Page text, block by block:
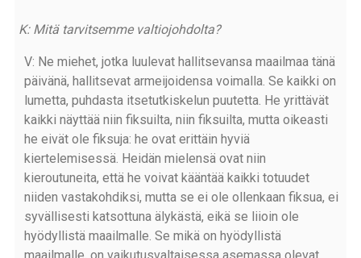
K: Mitä tarvitsemme valtiojohdolta?
V: Ne miehet, jotka luulevat hallitsevansa maailmaa tänä
päivänä, hallitsevat armeijoidensa voimalla. Se kaikki on
lumetta, puhdasta itsetutkiskelun puutetta. He yrittävät
kaikki näyttää niin fiksuilta, niin fiksuilta, mutta oikeasti
he eivät ole fiksuja: he ovat erittäin hyviä
kiertelemisessä. Heidän mielensä ovat niin
kieroutuneita, että he voivat kääntää kaikki totuudet
niiden vastakohdiksi, mutta se ei ole ollenkaan fiksua, ei
syvällisesti katsottuna älykästä, eikä se liioin ole
hyödyllistä maailmalle. Se mikä on hyödyllistä